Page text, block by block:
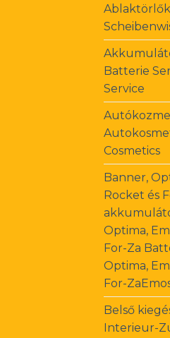
Batterie
Service
Cosmetics
Banner,
Rocket és
Optima,
For-Za
Optima,
For-
Belső
Interieur-